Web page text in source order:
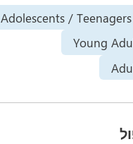
Adolescents /
Young